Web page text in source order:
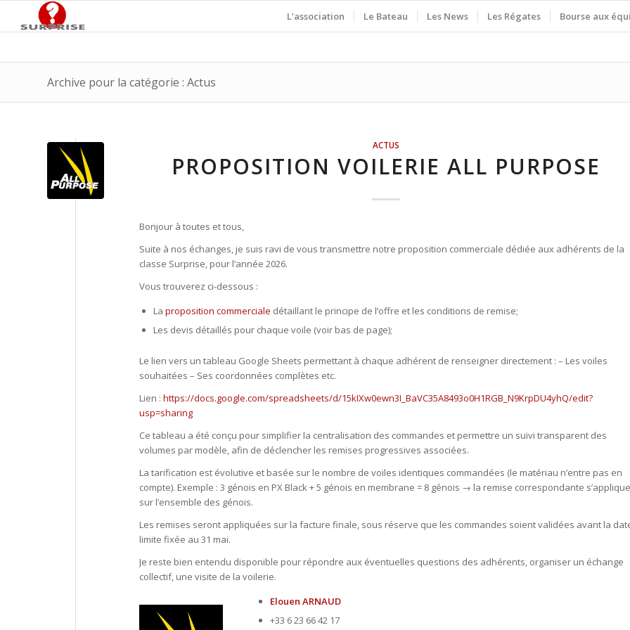
L’association Le Bateau Les News Les Régates Bourse aux
Archive pour la catégorie : Actus
ACTUS
PROPOSITION VOILERIE ALL PURPOSE
Bonjour à toutes et tous,
Suite à nos échanges, je suis ravi de vous transmettre notre proposition commerciale dédiée aux adhérents de la
classe Surprise, pour l’année 2026.
Vous trouverez ci-dessous :
La proposition commerciale détaillant le principe de l’offre et les conditions de remise;
Les devis détaillés pour chaque voile (voir bas de page);
Le lien vers un tableau Google Sheets permettant à chaque adhérent de renseigner directement : – Les voiles
souhaitées – Ses coordonnées complètes etc.
Lien : https://docs.google.com/spreadsheets/d/15kIXw0ewn3I_BaVC35A8493o0H1RGB_N9KrpDU4yhQ/edit?
usp=sharing
Ce tableau a été conçu pour simplifier la centralisation des commandes et permettre un suivi transparent des
volumes par modèle, afin de déclencher les remises progressives associées.
La tarification est évolutive et basée sur le nombre de voiles identiques commandées (le matériau n’entre pas en
compte). Exemple : 3 génois en PX Black + 5 génois en membrane = 8 génois → la remise correspondante s’applique
sur l’ensemble des génois.
Les remises seront appliquées sur la facture finale, sous réserve que les commandes soient validées avant la
limite fixée au 31 mai.
Je reste bien entendu disponible pour répondre aux éventuelles questions des adhérents, organiser un échange
collectif, une visite de la voilerie.
Elouen ARNAUD
+33 6 23 66 42 17